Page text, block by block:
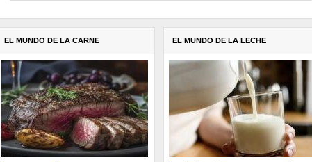
EL MUNDO DE LA CARNE EL MUNDO DE LA LECHE